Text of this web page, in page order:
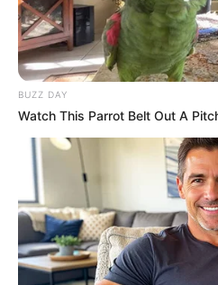
Top 8 People Living
BUZZ DAY
Watch This Parrot Belt Out A